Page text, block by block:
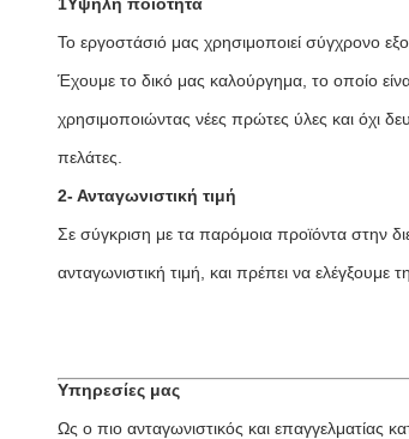
Το εργοστάσιό μας χρησιμοποιεί σύγχρονο
Έχουμε το δικό μας καλούργημα, το οποίο
χρησιμοποιώντας νέες πρώτες ύλες και όχι
πελάτες.
2- Ανταγωνιστική τιμή
Σε σύγκριση με τα παρόμοια προϊόντα στην
ανταγωνιστική τιμή, και πρέπει να ελέγξουμε
Υπηρεσίες μας
Ως ο πιο ανταγωνιστικός και επαγγελματίας